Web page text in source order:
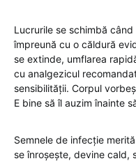
Lucrurile se schimbă
împreună cu o căldură
se extinde, umflarea
cu analgezicul
sensibilității. Corpul
E bine să îl auzim înainte
Semnele de infecție
se înroșește, devine cald,